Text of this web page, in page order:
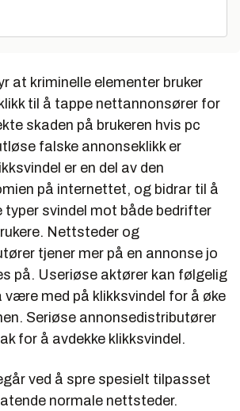
at kriminelle elementer bruker
til å tappe nettannonsører for
skaden på brukeren hvis pc
falske annonseklikk er
er en del av den
på internettet, og bidrar til å
typer svindel mot både bedrifter
Nettsteder og
tjener mer på en annonse jo
på. Useriøse aktører kan følgelig
med på klikksvindel for å øke
Seriøse annonsedistributører
for å avdekke klikksvindel.
ved å spre spesielt tilpasset
normale nettsteder.